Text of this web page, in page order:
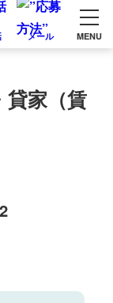
メール MENU
家（賃